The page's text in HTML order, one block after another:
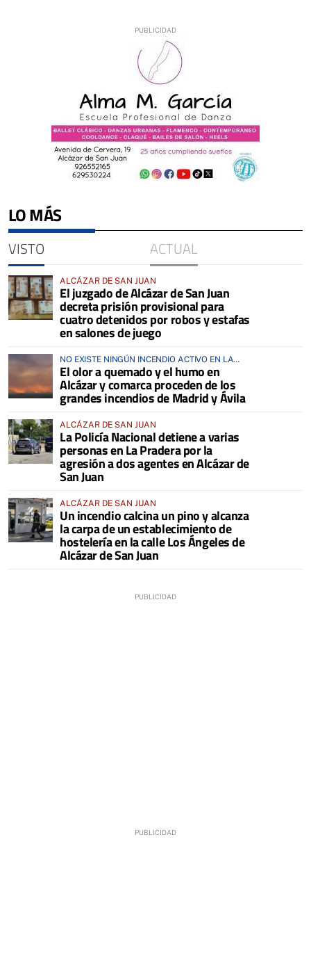
LO MÁS
VISTO ACTUAL
ALCÁZAR DE SAN JUAN
El juzgado de Alcázar de San Juan
decreta prisión provisional para
cuatro detenidos por robos y estafas
en salones de juego
NO EXISTE NINGÚN INCENDIO ACTIVO EN LA
COMARCA
El olor a quemado y el humo en
Alcázar y comarca proceden de los
grandes incendios de Madrid y Ávila
ALCÁZAR DE SAN JUAN
La Policía Nacional detiene a varias
personas en La Pradera por la
agresión a dos agentes en Alcázar de
San Juan
ALCÁZAR DE SAN JUAN
Un incendio calcina un pino y alcanza
la carpa de un establecimiento de
hostelería en la calle Los Ángeles de
Alcázar de San Juan